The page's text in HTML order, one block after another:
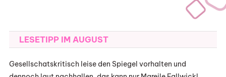
LESETIPP IM AUGUST
Gesellschatskritisch leise den Spiegel vorhalten und